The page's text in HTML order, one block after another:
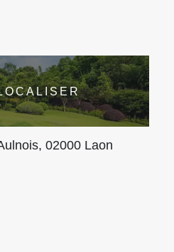
02000 Laon